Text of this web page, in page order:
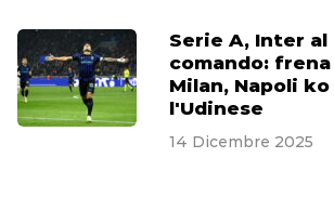
Serie A, Inter al
comando:
Milan, Napoli ko
l'Udinese
14 Dicembre 2025